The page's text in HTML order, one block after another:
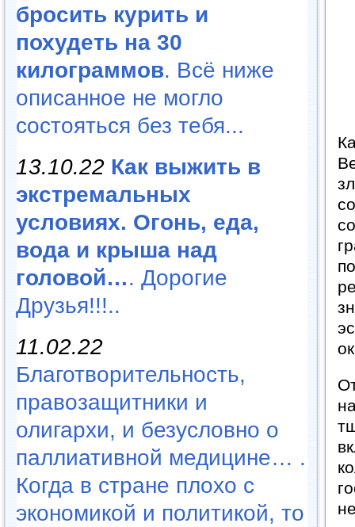
бросить курить и
похудеть на 30
килограммов. Всё ниже
описанное не могло
состояться без тебя...
13.10.22 Как выжить в
экстремальных
условиях. Огонь, еда,
вода и крыша над
головой…. Дорогие
Друзья!!!..
11.02.22
Благотворительность,
правозащитники и
олигархи, и безусловно о
паллиативной медицине… .
Когда в стране плохо с
экономикой и политикой, то